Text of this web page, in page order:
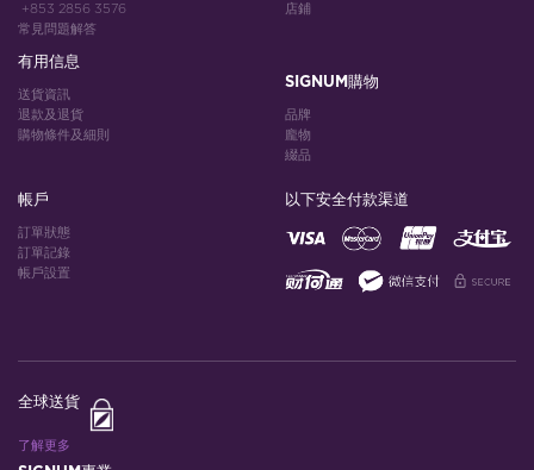
+853 2856 3576
常見問題解答
有用信息
送貨資訊
退款及退貨
購物條件及細則
店鋪
SIGNUM購物
品牌
龐物
綴品
帳戶
訂單狀態
訂單記錄
帳戶設置
以下安全付款渠道
全球送貨
了解更多